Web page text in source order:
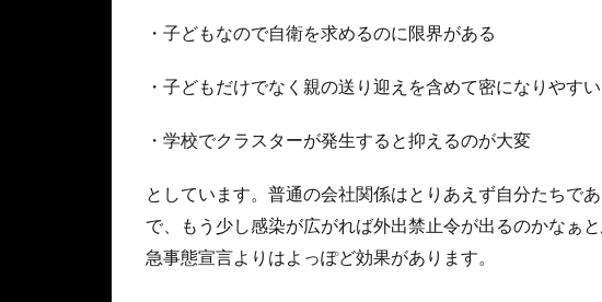
・子どもなので自衛を求めるのに限界がある
・子どもだけでなく親の送り迎えを含めて密になりやすい
・学校でクラスターが発生すると抑えるのが大変
としています。普通の会社関係はとりあえず自分たちで
で、もう少し感染が広がれば外出禁止令が出るのかなぁ
急事態宣言よりはよっぽど効果があります。